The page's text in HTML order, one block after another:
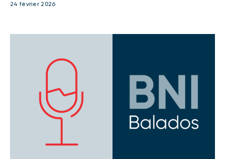
24 février 2026